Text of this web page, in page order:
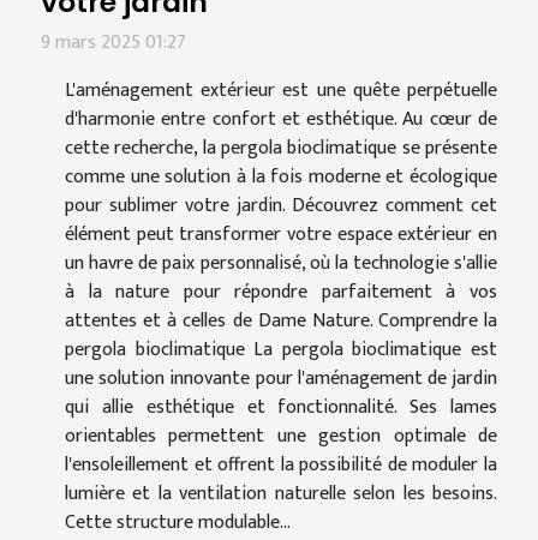
9 mars 2025 01:27
L'aménagement extérieur est une quête perpétuelle
d'harmonie entre confort et esthétique. Au cœur de
cette recherche, la pergola bioclimatique se présente
comme une solution à la fois moderne et écologique
pour sublimer votre jardin. Découvrez comment cet
élément peut transformer votre espace extérieur en
un havre de paix personnalisé, où la technologie s'allie
à la nature pour répondre parfaitement à vos
attentes et à celles de Dame Nature. Comprendre la
pergola bioclimatique La pergola bioclimatique est
une solution innovante pour l'aménagement de jardin
qui allie esthétique et fonctionnalité. Ses lames
orientables permettent une gestion optimale de
l'ensoleillement et offrent la possibilité de moduler la
lumière et la ventilation naturelle selon les besoins.
Cette structure modulable...